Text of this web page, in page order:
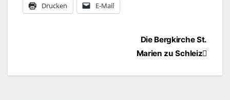
Drucken E-Mail
BeitragsnavigationDie Bergkirche St.
Marien zu Schleiz